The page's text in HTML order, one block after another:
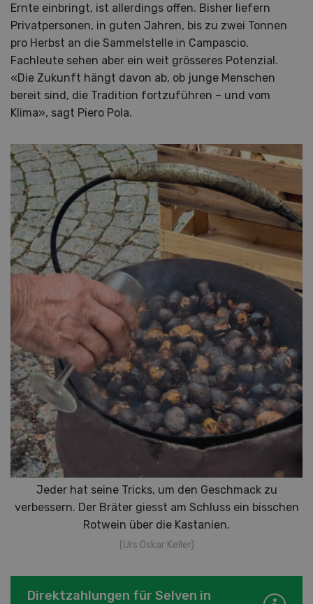
Ernte einbringt, ist allerdings offen. Bisher liefern
Privatpersonen, in guten Jahren, bis zu zwei Tonnen
pro Herbst an die Sammelstelle in Campascio.
Fachleute sehen aber ein weit grösseres Potenzial.
«Die Zukunft hängt davon ab, ob junge Menschen
bereit sind, die Tradition fortzuführen – und vom
Klima», sagt Piero Pola.
Jeder hat seine Tricks, um den Geschmack zu
verbessern. Der Bräter giesst am Schluss ein bisschen
Rotwein über die Kastanien.
(Urs Oskar Keller)
Direktzahlungen für Selven in